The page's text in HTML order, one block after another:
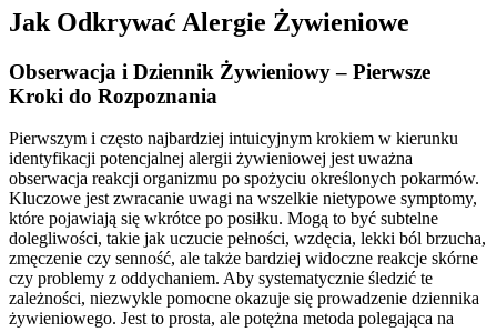
Jak Odkrywać Alergie Żywieniowe
Obserwacja i Dziennik Żywieniowy – Pierwsze
Kroki do Rozpoznania
Pierwszym i często najbardziej intuicyjnym krokiem w kierunku
identyfikacji potencjalnej alergii żywieniowej jest uważna
obserwacja reakcji organizmu po spożyciu określonych pokarmów.
Kluczowe jest zwracanie uwagi na wszelkie nietypowe symptomy,
które pojawiają się wkrótce po posiłku. Mogą to być subtelne
dolegliwości, takie jak uczucie pełności, wzdęcia, lekki ból brzucha,
zmęczenie czy senność, ale także bardziej widoczne reakcje skórne
czy problemy z oddychaniem. Aby systematycznie śledzić te
zależności, niezwykle pomocne okazuje się prowadzenie dziennika
żywieniowego. Jest to prosta, ale potężna metoda polegająca na